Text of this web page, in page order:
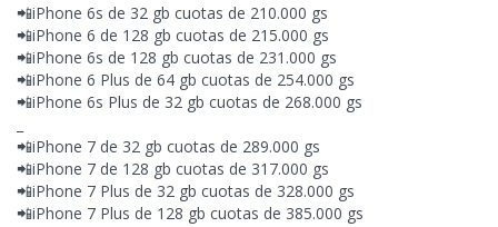
📲iPhone 6s de 32 gb cuotas de 210.000 gs
📲iPhone 6 de 128 gb cuotas de 215.000 gs
📲iPhone 6s de 128 gb cuotas de 231.000 gs
📲iPhone 6 Plus de 64 gb cuotas de 254.000 gs
📲iPhone 6s Plus de 32 gb cuotas de 268.000 gs
📲iPhone 7 de 32 gb cuotas de 289.000 gs
📲iPhone 7 de 128 gb cuotas de 317.000 gs
📲iPhone 7 Plus de 32 gb cuotas de 328.000 gs
📲iPhone 7 Plus de 128 gb cuotas de 385.000 gs